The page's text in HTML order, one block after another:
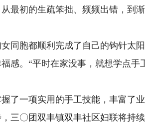
最初的生疏笨拙、频频出错，到
同胞都顺利完成了自己的钩针太
感。“平时在家没事，就想学点
了一项实用的手工技能，丰富了
三〇团双丰镇双丰社区妇联将持